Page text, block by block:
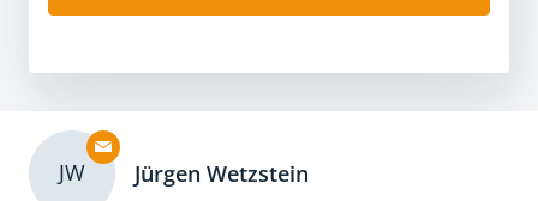
JW Jürgen Wetzstein